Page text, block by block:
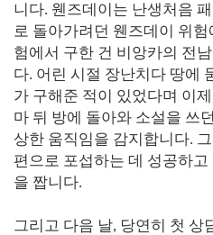
니다. 웬즈데이는 난생처음
로 돌아가려던 웬즈데이 위
험에서 구한 건 비앙카의 전
다. 어린 시절 장난치다 땅에
가 구해준 적이 있었다며 이
마 뒤 방에 돌아와 소설을 쓰
상한 움직임을 감지합니다.
편으로 포섭하는 데 성공하
을 짭니다.
그리고 다음 날, 당연히 첫 상